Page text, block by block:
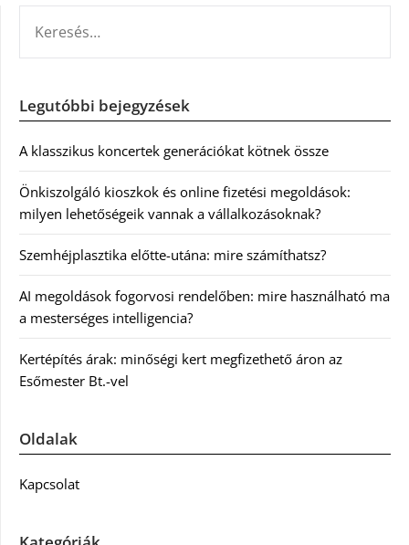
Legutóbbi bejegyzések
A klasszikus koncertek generációkat kötnek össze
Önkiszolgáló kioszkok és online fizetési megoldások:
milyen lehetőségeik vannak a vállalkozásoknak?
Szemhéjplasztika előtte-utána: mire számíthatsz?
AI megoldások fogorvosi rendelőben: mire használható ma
a mesterséges intelligencia?
Kertépítés árak: minőségi kert megfizethető áron az
Esőmester Bt.-vel
Oldalak
Kapcsolat